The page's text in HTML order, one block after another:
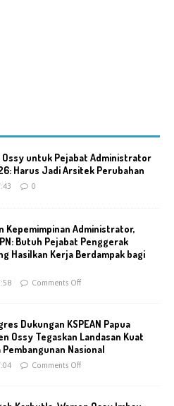
Ossy untuk Pejabat Administrator
Harus Jadi Arsitek Perubahan
0
Kepemimpinan Administrator,
Butuh Pejabat Penggerak
Hasilkan Kerja Berdampak bagi
Comments Off
Dukungan KSPEAN Papua
Ossy Tegaskan Landasan Kuat
Nasional
Comments Off